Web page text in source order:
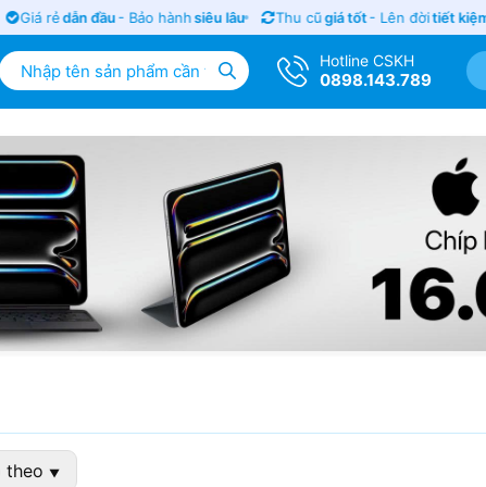
Giá rẻdẫn đầu- Bảo hànhsiêu lâu Thu cũgiá tốt- Lên đờitiết kiệm
Hotline CSKH
0898.143.789
theo ▼